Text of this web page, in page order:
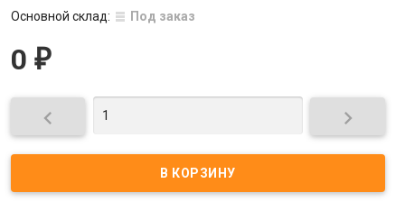
Основной склад: Под заказ
0 ₽
 